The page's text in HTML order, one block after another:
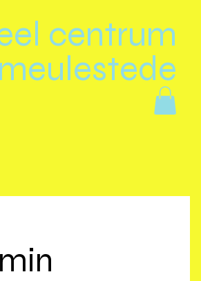
centrum
meulestede